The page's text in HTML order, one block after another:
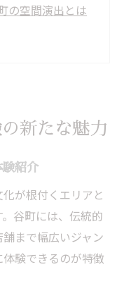
の空間演出とは
のこだわりポイ
アの最新トレン
ガイド
町のコツと秘密
肉活用術を紹介
用シーンを提案
選びのポイント
新たな魅力
紹介
が根付くエリアと
谷町には、伝統的
まで幅広いジャン
験できるのが特徴